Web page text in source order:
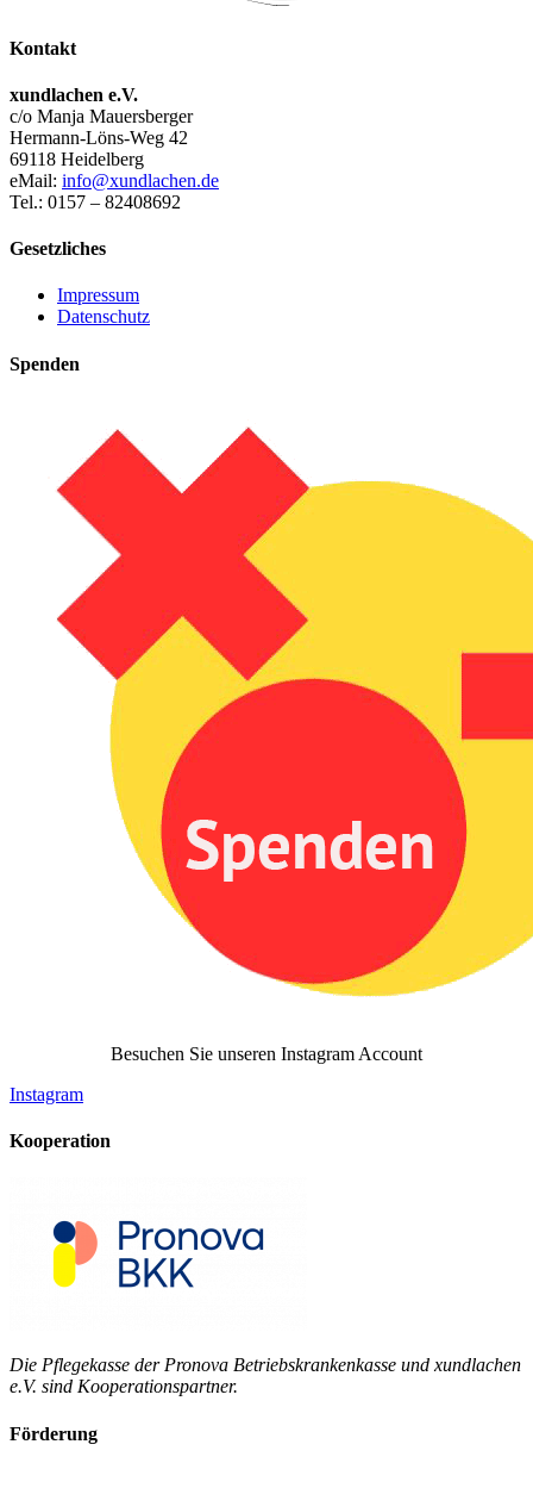
Kontakt
xundlachen e.V.
c/o Manja Mauersberger
Hermann-Löns-Weg 42
69118 Heidelberg
eMail: info@xundlachen.de
Tel.: 0157 – 82408692
Gesetzliches
Impressum
Datenschutz
Spenden
Besuchen Sie unseren Instagram Account
Instagram
Kooperation
Die Pflegekasse der Pronova Betriebskrankenkasse und xundlachen
e.V. sind Kooperationspartner.
Förderung